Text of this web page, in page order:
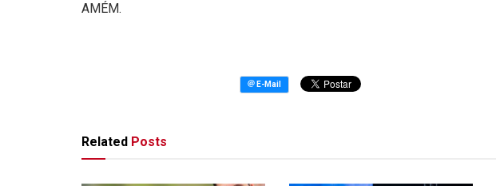
AMÉM.
Related Posts